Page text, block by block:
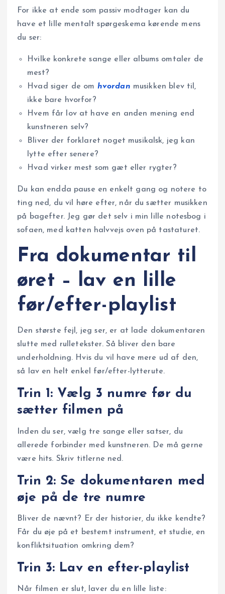
For ikke at ende som passiv modtager kan du
have et lille mentalt spørgeskema kørende mens
du ser:
Hvilke konkrete sange eller albums omtaler de
mest?
Hvad siger de om hvordan musikken blev til,
ikke bare hvorfor?
Hvem får lov at have en anden mening end
kunstneren selv?
Bliver der forklaret noget musikalsk, jeg kan
lytte efter senere?
Hvad virker mest som gæt eller rygter?
Du kan endda pause en enkelt gang og notere to
ting ned, du vil høre efter, når du sætter musikken
på bagefter. Jeg gør det selv i min lille notesbog i
sofaen, med katten halvvejs oven på tastaturet.
Fra dokumentar til
øret – lav en lille
før/efter-playlist
Den største fejl, jeg ser, er at lade dokumentaren
slutte med rulletekster. Så bliver den bare
underholdning. Hvis du vil have mere ud af den,
så lav en helt enkel før/efter-lytterute.
Trin 1: Vælg 3 numre før du
sætter filmen på
Inden du ser, vælg tre sange eller satser, du
allerede forbinder med kunstneren. De må gerne
være hits. Skriv titlerne ned.
Trin 2: Se dokumentaren med
øje på de tre numre
Bliver de nævnt? Er der historier, du ikke kendte?
Får du øje på et bestemt instrument, et studie, en
konfliktsituation omkring dem?
Trin 3: Lav en efter-playlist
Når filmen er slut, laver du en lille liste: